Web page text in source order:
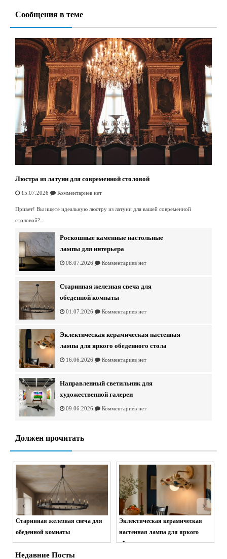
Сообщения в теме
Люстрa из латуни для современной столовой
15.07.2026 Комментариев нет
Привет! Вы ищете идеальную люстру из латуни для вашей современной
столовой?...
Роскошные каменные настольные
лампы для интерьера
08.07.2026 Комментариев нет
Старинная железная свеча для
обеденной комнаты
01.07.2026 Комментариев нет
Эклектическая керамическая настенная
лампа для яркого обеденного стола
16.06.2026 Комментариев нет
Направленный светильник для
художественной галереи
09.06.2026 Комментариев нет
Должен прочитать
Старинная железная свеча для
обеденной комнаты
Эклектическая керамическая
настенная лампа для яркого
обеденного стола
Недавние Посты